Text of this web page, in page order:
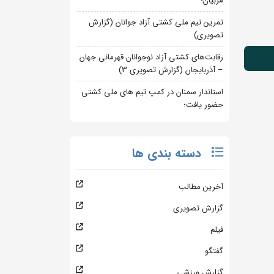
تمرین تیم ملی کشتی آزاد جوانان (گزارش
تصویری)
رقابت‌های کشتی آزاد نوجوانان قهرمانی جهان
– آذربایجان (گزارش تصویری 3)
استاندار سمنان در کمپ تیم های ملی کشتی
حضور یافت؛
دسته بندی ها
آخرین مطالب
گزارش تصویری
فیلم
گفتگو